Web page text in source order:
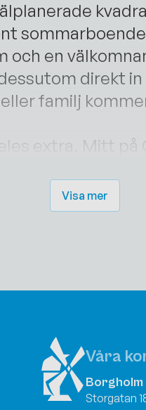
och en
direkt
familj
extra. Mitt på
Visa mer
Våra
Borgholm
Storgatan